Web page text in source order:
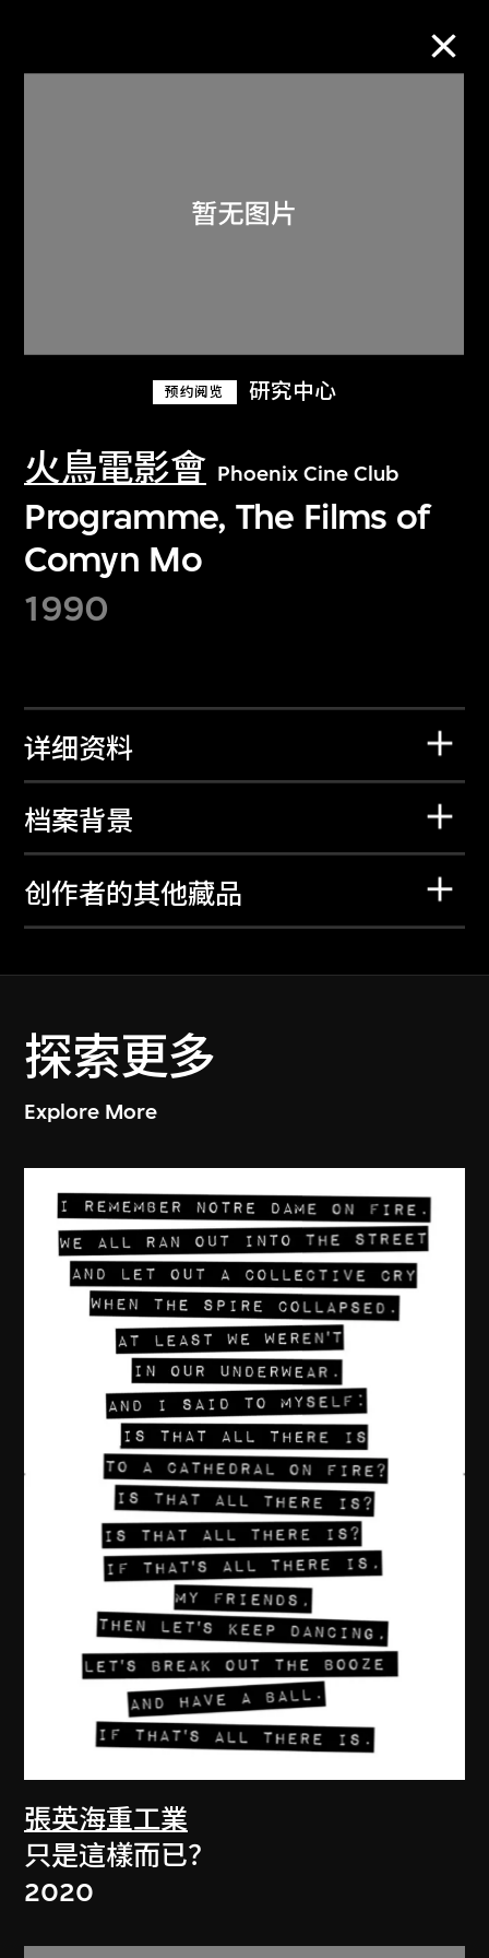
预约阅览 研究中心
火鳥電影會 Phoenix Cine Club
Programme, The Films of
Comyn Mo
1990
详细资料
档案背景
创作者的其他藏品
探索更多
Explore More
張英海重工業
只是這樣而已？
2020
关于M+藏品
探索世界顶级的二十及二十一世纪视觉
文化藏品。